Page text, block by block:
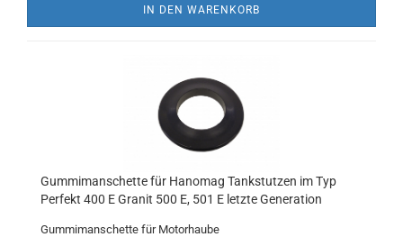
IN DEN WARENKORB
Gummimanschette für Hanomag Tankstutzen im Typ
Perfekt 400 E Granit 500 E, 501 E letzte Generation
Gummimanschette für Motorhaube